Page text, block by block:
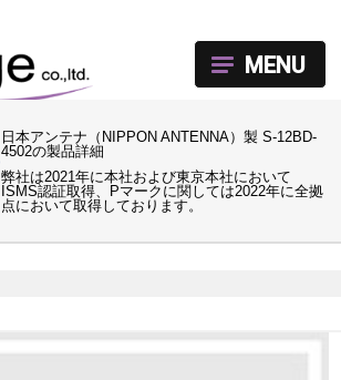
日本アンテナ（NIPPON ANTENNA）製 S-12BD-
4502の製品詳細
弊社は2021年に本社および東京本社において
ISMS認証取得、Pマークに関しては2022年に全拠
点において取得しております。
MENU